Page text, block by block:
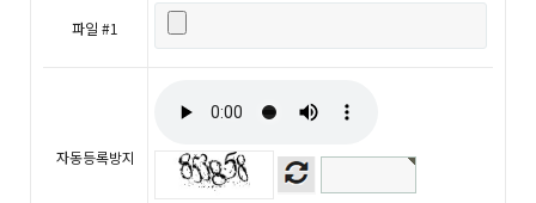
파일 #1
자동등록방지